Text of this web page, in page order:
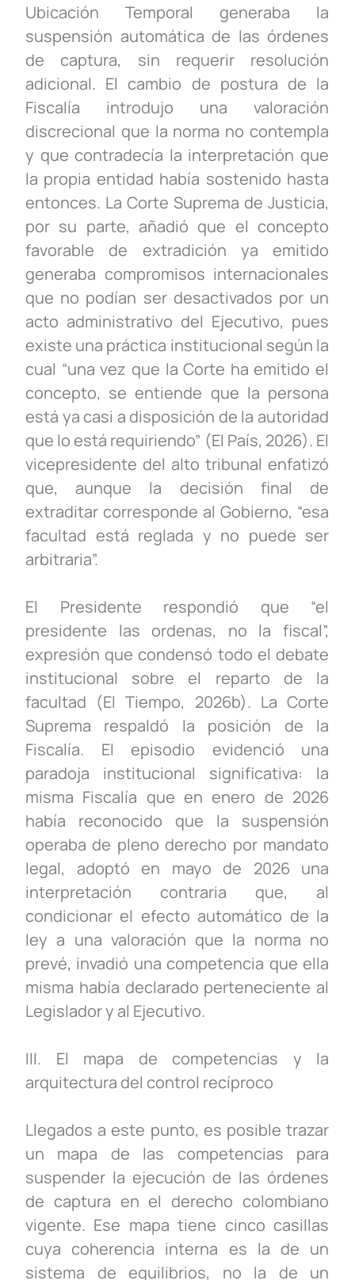
Ubicación Temporal generaba la
suspensión automática de las órdenes
de captura, sin requerir resolución
adicional. El cambio de postura de la
Fiscalía introdujo una valoración
discrecional que la norma no contempla
y que contradecía la interpretación que
la propia entidad había sostenido hasta
entonces. La Corte Suprema de Justicia,
por su parte, añadió que el concepto
favorable de extradición ya emitido
generaba compromisos internacionales
que no podían ser desactivados por un
acto administrativo del Ejecutivo, pues
existe una práctica institucional según la
cual “una vez que la Corte ha emitido el
concepto, se entiende que la persona
está ya casi a disposición de la autoridad
que lo está requiriendo” (El País, 2026). El
vicepresidente del alto tribunal enfatizó
que, aunque la decisión final de
extraditar corresponde al Gobierno, “esa
facultad está reglada y no puede ser
arbitraria”.
El Presidente respondió que “el
presidente las ordenas, no la fiscal”,
expresión que condensó todo el debate
institucional sobre el reparto de la
facultad (El Tiempo, 2026b). La Corte
Suprema respaldó la posición de la
Fiscalía. El episodio evidenció una
paradoja institucional significativa: la
misma Fiscalía que en enero de 2026
había reconocido que la suspensión
operaba de pleno derecho por mandato
legal, adoptó en mayo de 2026 una
interpretación contraria que, al
condicionar el efecto automático de la
ley a una valoración que la norma no
prevé, invadió una competencia que ella
misma había declarado perteneciente al
Legislador y al Ejecutivo.
III. El mapa de competencias y la
arquitectura del control recíproco
Llegados a este punto, es posible trazar
un mapa de las competencias para
suspender la ejecución de las órdenes
de captura en el derecho colombiano
vigente. Ese mapa tiene cinco casillas
cuya coherencia interna es la de un
sistema de equilibrios, no la de un